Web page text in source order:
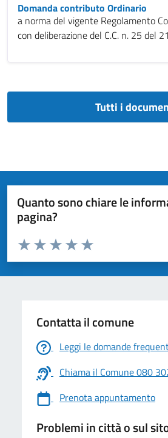
Domanda contributo Ordinario
a norma del vigente Regolamento
con deliberazione del C.C. n. 25 del
Tutti i
Quanto sono chiare le
pagina?
Valuta da 1 a 5 stelle la pagina
Valuta 5 stelle su 5
Valuta 4 stelle su 5
Valuta 3 stelle su 5
Valuta 2 stelle su 5
Valuta 1 stelle su 5
Contatta il comune
Leggi le domande
Chiama il Comune 080
Prenota appuntamento
Problemi in città o sul